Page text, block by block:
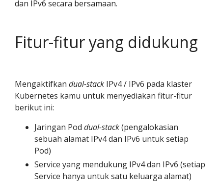
dan IPv6 secara bersamaan.
Fitur-fitur yang didukung
Mengaktifkan dual-stack IPv4 / IPv6 pada klaster
Kubernetes kamu untuk menyediakan fitur-fitur
berikut ini:
Jaringan Pod dual-stack(pengalokasian
sebuah alamat IPv4 dan IPv6 untuk setiap
Pod)
Service yang mendukung IPv4 dan IPv6 (setiap
Service hanya untuk satu keluarga alamat)